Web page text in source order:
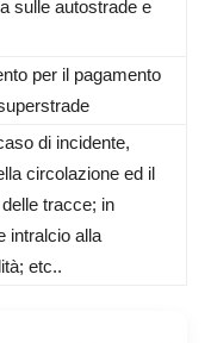
sulle autostrade e
per il pagamento
di incidente,
circolazione ed il
tracce; in
intralcio alla
etc..